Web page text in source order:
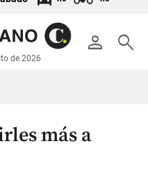
person search
de 2026
más a